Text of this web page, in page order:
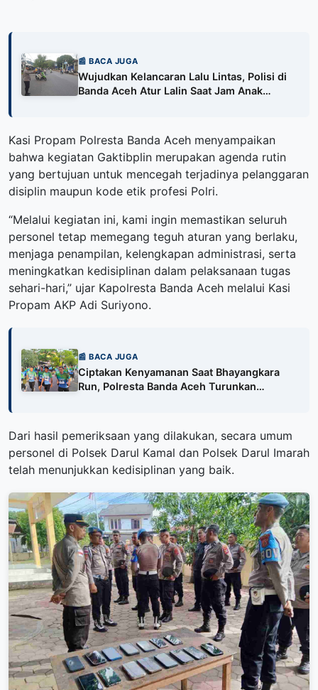
📰 BACA JUGA
Wujudkan Kelancaran Lalu Lintas, Polisi di
Banda Aceh Atur Lalin Saat Jam Anak
Kasi Propam Polresta Banda Aceh menyampaikan
bahwa kegiatan Gaktibplin merupakan agenda rutin
yang bertujuan untuk mencegah terjadinya pelanggaran
disiplin maupun kode etik profesi Polri.
“Melalui kegiatan ini, kami ingin memastikan seluruh
personel tetap memegang teguh aturan yang berlaku,
menjaga penampilan, kelengkapan administrasi, serta
meningkatkan kedisiplinan dalam pelaksanaan tugas
sehari-hari,” ujar Kapolresta Banda Aceh melalui Kasi
Propam AKP Adi Suriyono.
📰 BACA JUGA
Ciptakan Kenyamanan Saat Bhayangkara
Run, Polresta Banda Aceh Turunkan
Dari hasil pemeriksaan yang dilakukan, secara umum
personel di Polsek Darul Kamal dan Polsek Darul Imarah
telah menunjukkan kedisiplinan yang baik.